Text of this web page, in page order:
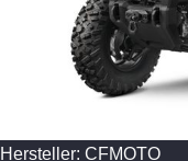
Hersteller: CFMOTO